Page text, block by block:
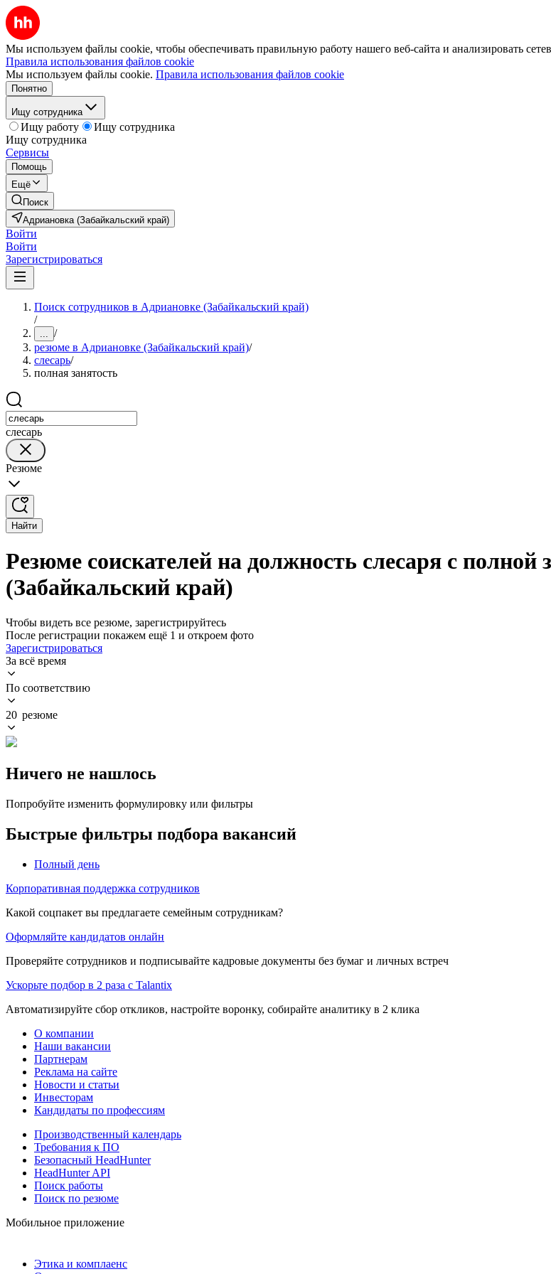
Мы используем файлы cookie, чтобы обеспечивать правильную работу нашего веб-сайта и анализировать
Правила использования файлов cookie
Мы используем файлы cookie. Правила использования файлов cookie
Понятно
Ищу сотрудника
Ищу работу
Ищу сотрудника
Ищу сотрудника
Сервисы
Помощь
Ещё
Поиск
Адриановка (Забайкальский край)
Войти
Войти
Зарегистрироваться
Поиск сотрудников в Адриановке (Забайкальский край)
/
... /
резюме в Адриановке (Забайкальский край)/
слесарь/
полная занятость
слесарь
Резюме
Найти
Резюме соискателей на должность слесаря с полной
(Забайкальский край)
Чтобы видеть все резюме, зарегистрируйтесь
После регистрации покажем ещё 1 и откроем фото
Зарегистрироваться
За всё время
По соответствию
20 резюме
Ничего не нашлось
Попробуйте изменить формулировку или фильтры
Быстрые фильтры подбора вакансий
Полный день
Корпоративная поддержка сотрудников
Какой соцпакет вы предлагаете семейным сотрудникам?
Оформляйте кандидатов онлайн
Проверяйте сотрудников и подписывайте кадровые документы без бумаг и личных встреч
Ускорьте подбор в 2 раза с Talantix
Автоматизируйте сбор откликов, настройте воронку, собирайте аналитику в 2 клика
О компании
Наши вакансии
Партнерам
Реклама на сайте
Новости и статьи
Инвесторам
Кандидаты по профессиям
Производственный календарь
Требования к ПО
Безопасный HeadHunter
HeadHunter API
Поиск работы
Поиск по резюме
Мобильное приложение
Этика и комплаенс